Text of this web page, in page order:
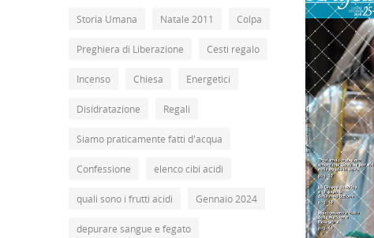
Storia Umana Natale 2011 Colpa
Preghiera di Liberazione Cesti regalo
Incenso Chiesa Energetici
Disidratazione Regali
Siamo praticamente fatti d'acqua
Confessione elenco cibi acidi
quali sono i frutti acidi Gennaio 2024
depurare sangue e fegato